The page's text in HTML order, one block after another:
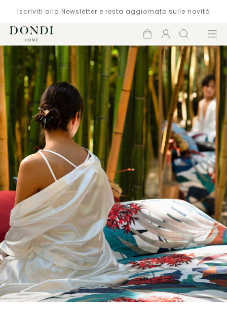
Iscriviti alla Newsletter e resta aggiornato sulle novità
Carrello
Account
Cerca Menù